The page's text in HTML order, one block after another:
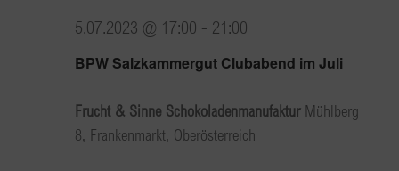
BPW Salzkammergut Clubabend im Juli
5.07.2023 @ 17:00 - 21:00
Frucht & Sinne Schokoladenmanufaktur Mühlberg
8, Frankenmarkt, Oberösterreich